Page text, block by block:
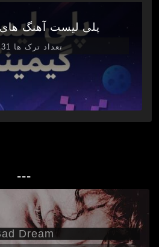
پلی لیست آهنگ های
تعداد ترک ها 31
---
Dream